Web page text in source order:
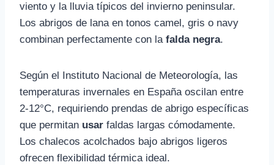
viento y la lluvia típicos del invierno peninsular.
Los abrigos de lana en tonos camel, gris o navy
combinan perfectamente con la falda negra.
Según el Instituto Nacional de Meteorología, las
temperaturas invernales en España oscilan entre
2-12°C, requiriendo prendas de abrigo específicas
que permitan usar faldas largas cómodamente.
Los chalecos acolchados bajo abrigos ligeros
ofrecen flexibilidad térmica ideal.